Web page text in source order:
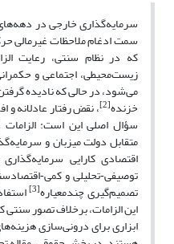
سرمایهگذاری خارجی در دهه
سمت ادغام ملاحظات غیرمالی
که در نظام سنتی، رعایت
زیستمحیطی، اجتماعی و
میشود، در حالی که نادیده
خزنده[2]، نقض رفتار عادلانه
سؤال اصلی این است:
متقابل دولت میزبان و سرمایه
اقتصادی کارایی سرمایه
توصیفی‑تحلیلی و
تصمیمگیری چندمعیاره[3]
این الزامات، برخلاف تصور سنتی
ابزاری برای درونیسازی هزینه